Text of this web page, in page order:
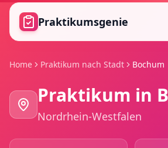
Zum Hauptinhalt springen
Praktikumsgenie
Home Praktikum nach Stadt Bochum
Praktikum in
Nordrhein-Westfalen